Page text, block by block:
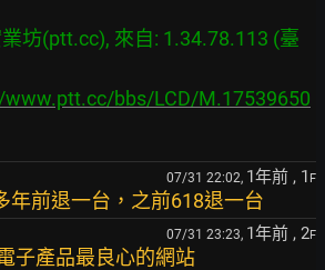
坊(ptt.cc), 來自: 1.34.78.113 (臺
www.ptt.cc/bbs/LCD/M.17539650
07/31 22:02, 1年前 , 1 F
年前退一台，之前618退一台
07/31 23:23, 1年前 , 2F
子產品最良心的網站